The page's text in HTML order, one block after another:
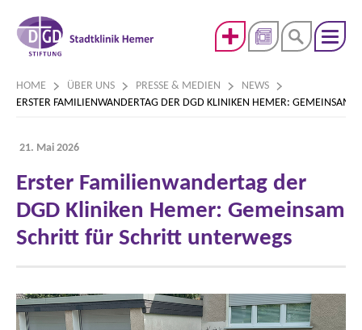
HOME ÜBER UNS PRESSE & MEDIEN
NEWS
ERSTER FAMILIENWANDERTAG DER DGD KLINIKEN HEMER: GEMEINSAM
21. Mai 2026
Erster Familienwandertag der
DGD Kliniken Hemer: Gemeinsam
Schritt für Schritt unterwegs